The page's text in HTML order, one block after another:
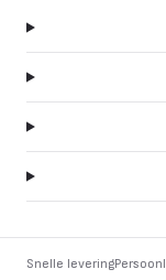
Snelle levering